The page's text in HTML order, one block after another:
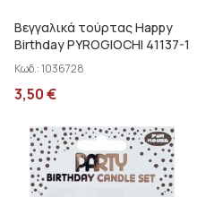
Βεγγαλικά τούρτας Happy
Birthday PYROGIOCHI 41137-1
Κωδ.:1036728
3,50€